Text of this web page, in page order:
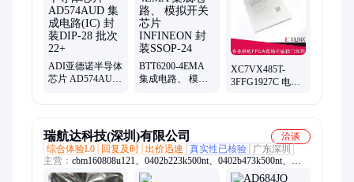
ADI亚德诺半导体
芯片 AD574AUD
BTT6200-4EMA
集成电路、 模拟
XC7VX485T-
3FFG1927C 电子
瑞航达科技(深圳)有限公司
洽谈
综合体验L0
回复及时 出价迅速 真实性已核验
广东深圳
主营： cbm160808u121、0402b223k500nt、0402b473k500nt、
0402b224k160nt、0402b562k500nt、cbw321609u190t、